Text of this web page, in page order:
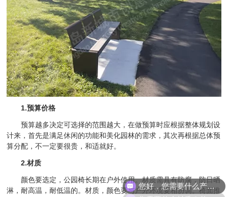
1.预算价格
预算越多决定可选择的范围越大，在做预算时应根据整体规划设
计来，首先是满足休闲的功能和美化园林的需求，其次再根据总体预
算分配，不一定要很贵，和适就好。
2.材质
颜色要选定，公园椅长期在户外使用。材质需具有防腐，防日晒
淋，耐高温，耐低温的。材质，颜色要与户外环境要相协调。椅面推
您需要什么材质？什么规格的？